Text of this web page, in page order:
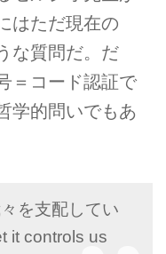
はただ現在の
な質問だ。だ
＝コード認証で
学的問いでもあ
を支配してい
it controls us